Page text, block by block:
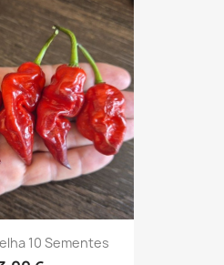
10 Sementes